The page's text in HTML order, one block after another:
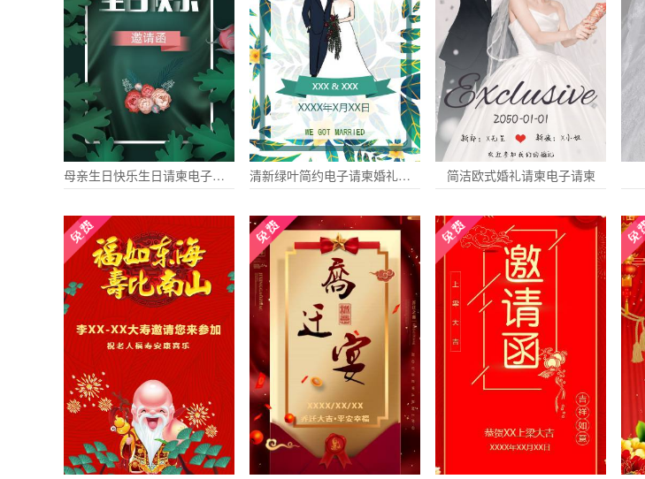
母亲生日快乐生日请柬电子请柬 清新绿叶简约电子请柬婚礼请柬喜帖 简洁欧式婚礼请柬电子请柬